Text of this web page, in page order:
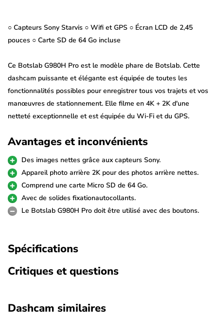
○ Capteurs Sony Starvis ○ Wifi et GPS ○ Écran LCD de 2,45
pouces ○ Carte SD de 64 Go incluse
Ce Botslab G980H Pro est le modèle phare de Botslab. Cette
dashcam puissante et élégante est équipée de toutes les
fonctionnalités possibles pour enregistrer tous vos trajets et vos
manœuvres de stationnement. Elle filme en 4K + 2K d'une
netteté exceptionnelle et est équipée du Wi-Fi et du GPS.
système de sécurité de stationnement lorsque vous n'êtes pas à
proximité.
Capteur Sony Starvis
La Botslab G980H Pro réalise de superbes enregistrements
grâce aux capteurs d'image Sony. Ces capteurs ultra puissants
enregistrées en résolution 4K (3840p) à l'avant et 2K à l'arrière.
Caméra arrière 2K
caméra arrière 2K. Cette caméra arrière se fixe à l'intérieur sur la
Avantages et inconvénients
Des images nettes grâce aux capteurs Sony.
Appareil photo arrière 2K pour des photos arrière nettes.
Comprend une carte Micro SD de 64 Go.
Avec de solides fixationautocollants.
Le Botslab G980H Pro doit être utilisé avec des boutons.
Spécifications
Critiques et questions
Dashcam similaires